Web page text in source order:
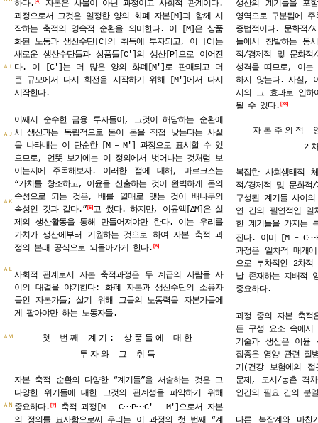
ＡＩ
ＡＪ
ＡＫ
ＡＬ
ＡＭ
ＡＮ
하다. 4
자본은 사물이 아닌 과정이고 사회적 관계이다.
과정으로서 그것은 일정한 양의 화폐 자본[M]과 함께 시
작하는 축적의 영속적 순환을 의미한다. 이 [M]은 상품
화된 노동과 생산수단[C]의 취득에 투자되고, 이 [C]는
새로운 생산수단들과 상품들[C′]의 생산[P]으로 이어진
다. 이 [C′]는 더 많은 양의 화폐[M′]로 판매되고 더
큰 규모에서 다시 회전을 시작하기 위해 [M′]에서 다시
시작한다.
어째서 순수한 금융 투자들이, 그것이 해당하는 순환에
서 생산과는 독립적으로 돈이 돈을 직접 낳는다는 사실
을 나타내는 이 단순한 [M – M′] 과정으로 표시할 수 있
으므로, 언뜻 보기에는 이 정의에서 벗어나는 것처럼 보
이는지에 주목해보자. 이러한 점에 대해, 마르크스는
“가치를 창조하고, 이윤을 산출하는 것이 완벽하게 돈의
속성으로 되는 것은, 배를 열매로 맺는 것이 배나무의
속성인 것과 같다.” 5 고 썼다. 하지만, 이윤액[ΔM]은 실
제의 생산활동을 통해 만들어져야만 한다. 이는 우리를
가치가 생산에부터 기원하는 것으로 하여 자본 축적 과
정의 본래 공식으로 되돌아가게 한다. 6
사회적 관계로서 자본 축적과정은 두 계급의 사람들 사
이의 대결을 야기한다: 화폐 자본과 생산수단의 소유자
들인 자본가들; 살기 위해 그들의 노동력을 자본가들에
게 팔아야만 하는 노동자들.
첫 번째 계기: 상품들에 대한
투자와 그 취득
자본 축적 순환의 다양한 “계기들”을 서술하는 것은 그
다양한 위기들에 대한 그것의 관계성을 파악하기 위해
중요하다. 7 축적 과정[M – C⋯P⋯C′ – M′]으로서 자본
의 정의를 묘사함으로써 우리는 이 과정의 첫 번째 “계
생산의 계기들을 포
영역으로 구분됨에
증법적이다. 문화적/
들에서 창발하는 동
적/경제적 및 문화적
성격을 띠므로, 이는
하지 않는다. 사실,
서의 그 효과로 인하
될 수 있다. 33
자본주의적
2
복잡한 사회생태적
적/경제적 및 문화적/
구성된 계기들 사이
연 간의 필연적인 일
한 계기들을 가지는
진다. 이미 [M – C⋯
과정은 일차적 매개
으로 부차적인 2차적
날 존재하는 지배적
중요하다.
과정 중의 자본 축적
든 구성 요소 속에
기술과 생산은 이윤
집중은 영양 관련 질
기(건강 보험에의
문제, 도시/농촌 격
인간의 필요 간의 분
다른 복잡계와 마찬